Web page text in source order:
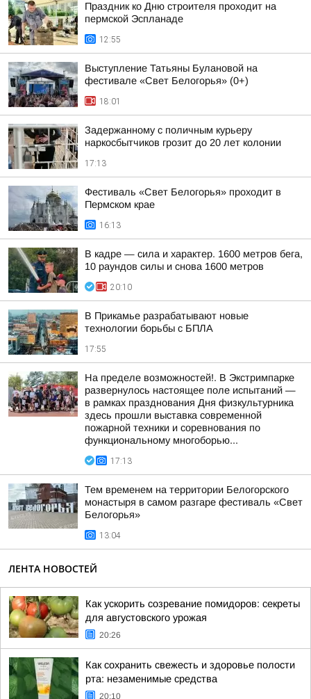
Праздник ко Дню строителя проходит на
пермской Эспланаде
12:55
Выступление Татьяны Булановой на
фестивале «Свет Белогорья» (0+)
18:01
Задержанному с поличным курьеру
наркосбытчиков грозит до 20 лет колонии
17:13
Фестиваль «Свет Белогорья» проходит в
Пермском крае
16:13
В кадре — сила и характер. 1600 метров бега,
10 раундов силы и снова 1600 метров
20:10
В Прикамье разрабатывают новые
технологии борьбы с БПЛА
17:55
На пределе возможностей!. В Экстримпарке
развернулось настоящее поле испытаний —
в рамках празднования Дня физкультурника
здесь прошли выставка современной
пожарной техники и соревнования по
функциональному многоборью...
17:13
Тем временем на территории Белогорского
монастыря в самом разгаре фестиваль «Свет
Белогорья»
13:04
ЛЕНТА НОВОСТЕЙ
Как ускорить созревание помидоров: секреты
для августовского урожая
20:26
Как сохранить свежесть и здоровье полости
рта: незаменимые средства
20:10